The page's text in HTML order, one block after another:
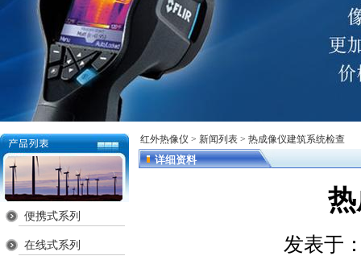
便携式系列
在线式系列
红外热像仪 > 新闻列表 > 热成像仪建筑系统检查
详细资料
发表于